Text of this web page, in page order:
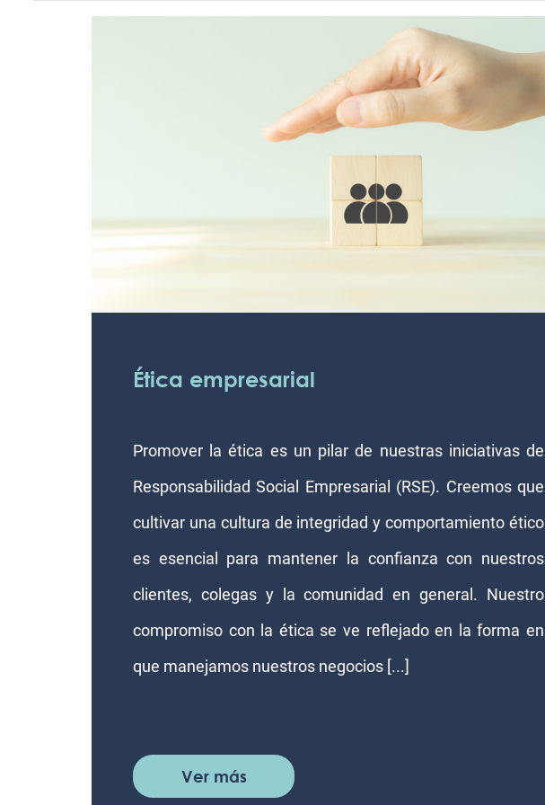
Ética empresarial
Promover la ética es un pilar de nuestras iniciativas de
Responsabilidad Social Empresarial (RSE). Creemos que
cultivar una cultura de integridad y comportamiento ético
es esencial para mantener la confianza con nuestros
clientes, colegas y la comunidad en general. Nuestro
compromiso con la ética se ve reflejado en la forma en
que manejamos nuestros negocios [...]
Ver más